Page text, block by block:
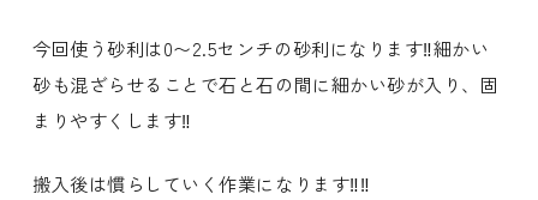
今回使う砂利は0〜2.5センチの砂利になります‼️細かい
砂も混ざらせることで石と石の間に細かい砂が入り、固
まりやすくします‼️
搬入後は慣らしていく作業になります‼️‼️